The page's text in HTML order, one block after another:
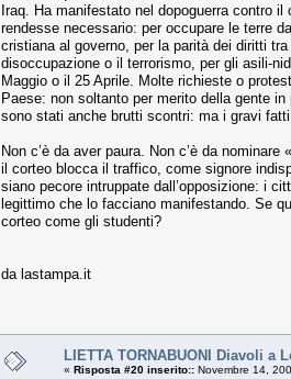
Iraq. Ha manifestato nel dopoguerra contro
rendesse necessario: per occupare le terre
cristiana al governo, per la parità dei diritti
disoccupazione o il terrorismo, per gli asili-
Maggio o il 25 Aprile. Molte richieste o
Paese: non soltanto per merito della gente
sono stati anche brutti scontri: ma i gravi
Non c’è da aver paura. Non c’è da
il corteo blocca il traffico, come signore
siano pecore intruppate dall’opposizione: i
legittimo che lo facciano manifestando. Se
corteo come gli studenti?
da lastampa.it
LIETTA TORNABUONI Diavoli a
« Risposta #20 inserito:: Novembre 14,